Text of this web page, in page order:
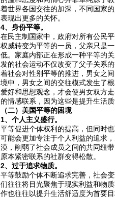
着世界各国交往的加深，不同国家
表现出更多的关怀。
4、身份平等。
在民主制国家中，政府对所有公民
权威转变为平等的一员，父亲只是
低。家庭内部正在形成一种平等的
发的社会运动不仅改变了父子关系
着社会对性别平等的推进，男女之
境中，男女之间的交往模式发生了
爱好和思想观念，才会使男女双方
的情感联系，因为这些是提升生活
（二）美国平等的困境
1、个人主义盛行。
平等促进个体权利的提高，但同时
可能会更加专注于个人利益的追求
漠，削弱了社会成员之间的共同纽
原本紧密联系的社群变得松散。
2、过于追求物质。
平等鼓励个体不断追求完善，社会
们往往将目光聚焦于现实利益和物
作也往往以提升生活舒适度为首要